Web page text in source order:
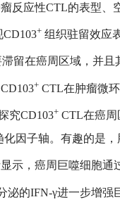
反应性CTL的表型、
+ 组织驻留效应
留在癌周区域，并
+ CTL在肿瘤微
CD103+ CTL在癌周
化因子轴。有趣的是
示，癌周巨噬细胞通
泌的IFN-γ进一步增强